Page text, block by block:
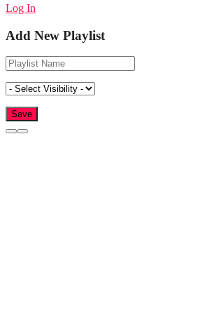
Log In
Add New Playlist